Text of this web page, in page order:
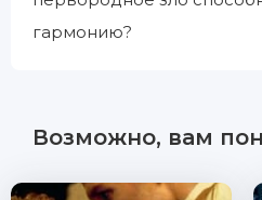
гармонию?
Возможно, вам